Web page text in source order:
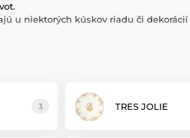
u niektorých kúskov riadu či dekorácií
3 TRES JOLIE